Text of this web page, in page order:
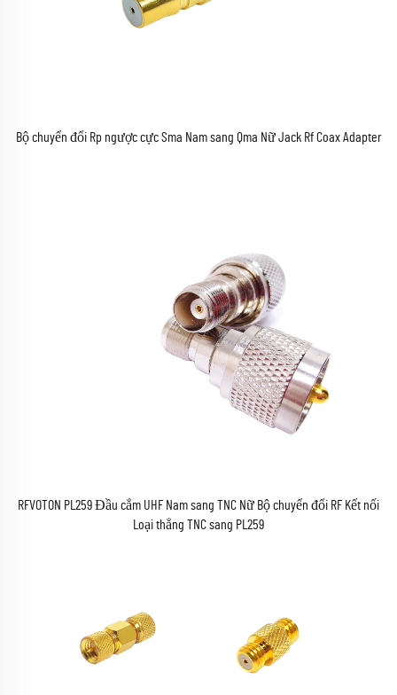
Bộ chuyển đổi Rp ngược cực Sma Nam sang Qma Nữ Jack Rf Coax Adapter
RFVOTON PL259 Đầu cắm UHF Nam sang TNC Nữ Bộ chuyển đổi RF Kết nối
Loại thẳng TNC sang PL259